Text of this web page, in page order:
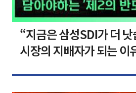
“지금은 삼성SDI가 더
시장의 지배자가 되는 이